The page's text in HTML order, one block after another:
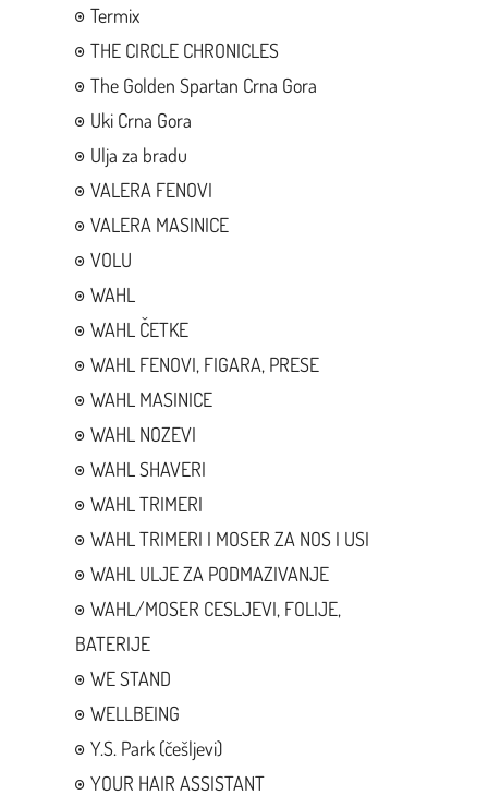
Termix
THE CIRCLE CHRONICLES
The Golden Spartan Crna Gora
Uki Crna Gora
Ulja za bradu
VALERA FENOVI
VALERA MASINICE
VOLU
WAHL
WAHL ČETKE
WAHL FENOVI, FIGARA, PRESE
WAHL MASINICE
WAHL NOZEVI
WAHL SHAVERI
WAHL TRIMERI
WAHL TRIMERI I MOSER ZA NOS I USI
WAHL ULJE ZA PODMAZIVANJE
WAHL/MOSER CESLJEVI, FOLIJE,
BATERIJE
WE STAND
WELLBEING
Y.S. Park (češljevi)
YOUR HAIR ASSISTANT